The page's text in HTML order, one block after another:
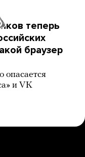
теперь
браузер
опасается
и VK